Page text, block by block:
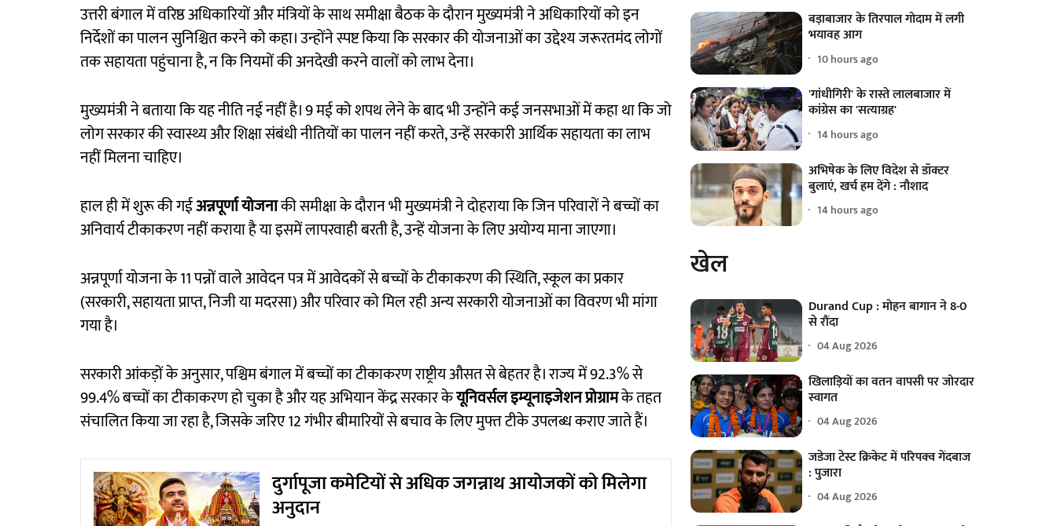
उत्तरी बंगाल में वरिष्ठ अधिकारियों और मंत्रियों के साथ समीक्षा बैठक के दौरान मुख्यमंत्री ने अधिकारियों को इन
निर्देशों का पालन सुनिश्चित करने को कहा। उन्होंने स्पष्ट किया कि सरकार की योजनाओं का उद्देश्य जरूरतमंद लोगों
तक सहायता पहुंचाना है, न कि नियमों की अनदेखी करने वालों को लाभ देना।
मुख्यमंत्री ने बताया कि यह नीति नई नहीं है। 9 मई को शपथ लेने के बाद भी उन्होंने कई जनसभाओं में कहा था कि जो
लोग सरकार की स्वास्थ्य और शिक्षा संबंधी नीतियों का पालन नहीं करते, उन्हें सरकारी आर्थिक सहायता का लाभ
नहीं मिलना चाहिए।
हाल ही में शुरू की गईअन्नपूर्णा योजनाकी समीक्षा के दौरान भी मुख्यमंत्री ने दोहराया कि जिन परिवारों ने बच्चों का
अनिवार्य टीकाकरण नहीं कराया है या इसमें लापरवाही बरती है, उन्हें योजना के लिए अयोग्य माना जाएगा।
अन्नपूर्णा योजना के 11 पन्नों वाले आवेदन पत्र में आवेदकों से बच्चों के टीकाकरण की स्थिति, स्कूल का प्रकार
(सरकारी, सहायता प्राप्त, निजी या मदरसा) और परिवार को मिल रही अन्य सरकारी योजनाओं का विवरण भी मांगा
गया है।
सरकारी आंकड़ों के अनुसार, पश्चिम बंगाल में बच्चों का टीकाकरण राष्ट्रीय औसत से बेहतर है। राज्य में 92.3% से
99.4% बच्चों का टीकाकरण हो चुका है और यह अभियान केंद्र सरकार केयूनिवर्सल इम्यूनाइजेशन प्रोग्रामके तहत
संचालित किया जा रहा है, जिसके जरिए 12 गंभीर बीमारियों से बचाव के लिए मुफ्त टीके उपलब्ध कराए जाते हैं।
दुर्गापूजा कमेटियों से अधिक जगन्नाथ आयोजकों को मिलेगा
अनुदान
बड़ाबाजार के तिरपाल गोदाम में लगी
भयावह आग
10 hours ago
'गांधीगिरी' के रास्ते लालबाजार में
कांग्रेस का 'सत्याग्रह'
14 hours ago
अभिषेक के लिए विदेश से डॉक्टर
बुलाएं, खर्च हम देंगे : नौशाद
14 hours ago
खेल
Durand Cup : मोहन बागान ने 8-0
से रौंदा
04 Aug 2026
खिलाड़ियों का वतन वापसी पर जोरदार
स्वागत
04 Aug 2026
जडेजा टेस्ट क्रिकेट में परिपक्व गेंदबाज
: पुजारा
04 Aug 2026